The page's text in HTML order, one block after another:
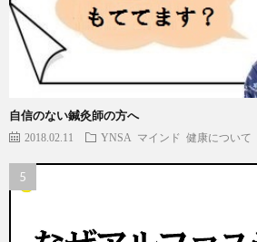
自信のない鍼灸師の方へ
2018.02.11 YNSA マインド 健康について